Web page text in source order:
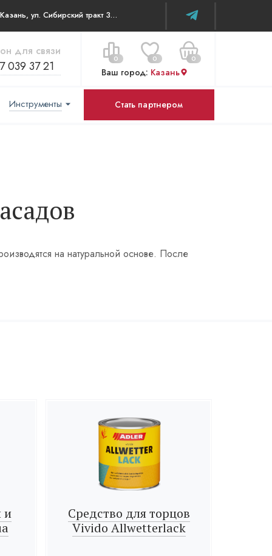
г. Казань, ул. Сибирский тракт 34В/к2 офис 315
для связи
039 37 21
0 0 0
Цена за все:
Перейти в корзину
Ваш город: Казань
Инструменты Стать партнером
на натуральной основе. После
и
Средство для торцов
Vivido Allwetterlack